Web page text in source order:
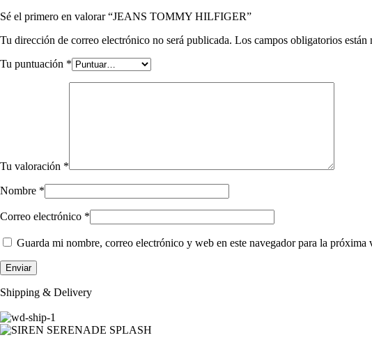
Sé el primero en valorar “JEANS TOMMY HILFIGER”
Tu dirección de correo electrónico no será publicada. Los campos obligatorios están
Tu puntuación *
Tu valoración *
Nombre *
Correo electrónico *
Guarda mi nombre, correo electrónico y web en este navegador para la próxima
Shipping & Delivery